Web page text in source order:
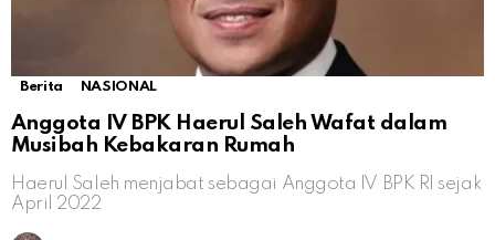
Berita NASIONAL
Anggota IV BPK Haerul Saleh Wafat dalam
Musibah Kebakaran Rumah
Haerul Saleh menjabat sebagai Anggota IV BPK RI sejak
April 2022